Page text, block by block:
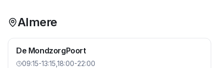
Almere
De MondzorgPoort
09:15-13:15,18:00-22:00